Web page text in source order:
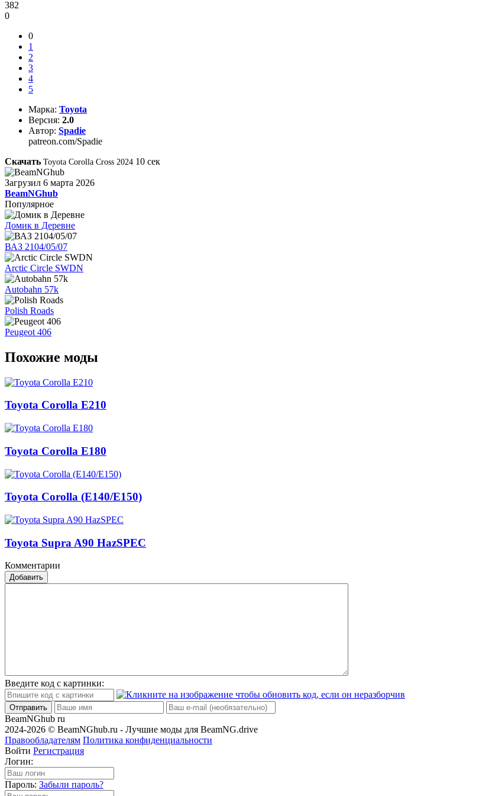
382
0
0
1
2
3
4
5
Марка: Toyota
Версия: 2.0
Автор: Spadie
patreon.com/Spadie
Скачать Toyota Corolla Cross 2024 10 сек
Загрузил 6 марта 2026
BeamNGhub
Популярное
Домик в Деревне
ВАЗ 2104/05/07
Arctic Circle SWDN
Autobahn 57k
Polish Roads
Peugeot 406
Похожие моды
Toyota Corolla E210
Toyota Corolla E180
Toyota Corolla (E140/E150)
Toyota Supra A90 HazSPEC
Комментарии
Добавить
Введите код с картинки:
Отправить
BeamNGhub ru
2024-2026 © BeamNGhub.ru - Лучшие моды для BeamNG.drive
Правообладателям Политика конфиденциальности
Войти Регистрация
Логин:
Пароль: Забыли пароль?